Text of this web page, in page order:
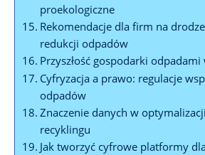
proekologiczne
Rekomendacje dla firm na
redukcji odpadów
Przyszłość gospodarki
Cyfryzacja a prawo: regulacje
odpadów
Znaczenie danych w
recyklingu
Jak tworzyć cyfrowe platformy